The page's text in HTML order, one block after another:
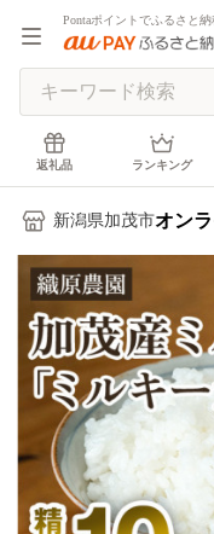
Pontaポイントでふるさと納
返礼品 ランキング
新潟県加茂市オン